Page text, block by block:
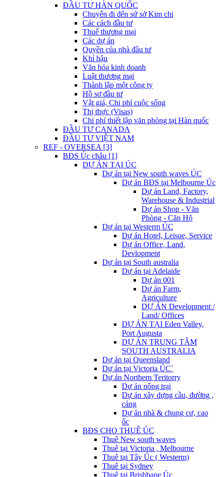
ĐẦU TƯ HÀN QUỐC
Chuyến đi đến sứ sở Kim chi
Các cách đầu tư
Thuế thương mại
Các dự án
Quyền của nhà đầu tư
Khí hậu
Văn hóa kinh doanh
Luật thương mại
Thành lập một công ty
Hồ sơ đầu tư
Vật giá, Chi phí cuộc sống
Thị thực (Visas)
Chi phí thiết lập văn phòng tại Hàn quốc
ĐẦU TƯ CANADA
ĐẦU TƯ VIỆT NAM
REF - OVERSEA [3]
BĐS Úc châu [1]
DỰ ÁN TẠI ÚC
Dự án tại New south waves ÚC
Dự án BĐS tại Melbourne Úc
Dự án Land, Factory,
Warehouse & Industrial
Dự án Shop - Văn
Phòng - Căn Hộ
Dự án tại Westerm ÚC
Dự án Hotel, Leisue, Service
Dự án Office, Land,
Devlopment
Dự án tại South australia
Dự án tại Adelaide
Dự án 001
Dự án Farm,
Agriculture
DỰ ÁN Development /
Land/ Offices
DỰ ÁN TẠI Eden Valley,
Port Augusta
DỰ ÁN TRUNG TÂM
SOUTH AUSTRALIA
Dự án tại Queensland
Dự án tại Victoria ÚC`
Dự án Northern Teritorry
Dự án nông trại
Dự án xây dựng cầu, đường ,
cảng
Dự án nhà & chung cư, cao
ốc
BĐS CHO THUÊ ÚC
Thuê New south waves
Thuê tại Victoria , Melbourne
Thuê tại Tây Úc ( Westerm)
Thuê tại Sydney
Thuê tại Brishbane Úc